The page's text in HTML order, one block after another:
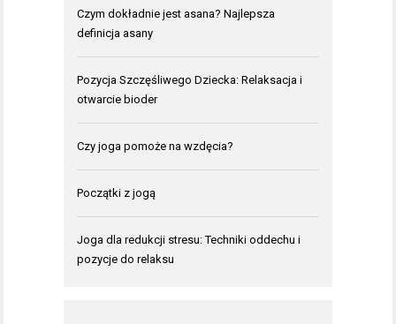
Czym dokładnie jest asana? Najlepsza
definicja asany
Pozycja Szczęśliwego Dziecka: Relaksacja i
otwarcie bioder
Czy joga pomoże na wzdęcia?
Początki z jogą
Joga dla redukcji stresu: Techniki oddechu i
pozycje do relaksu